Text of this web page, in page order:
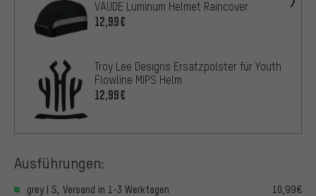
VAUDE Luminum Helmet Raincover
12,99€
Troy Lee Designs Ersatzpolster für Youth
Flowline MIPS Helm
12,99€
Ausführungen:
grey | S, Versand in 1-3 Werktagen
10,99€